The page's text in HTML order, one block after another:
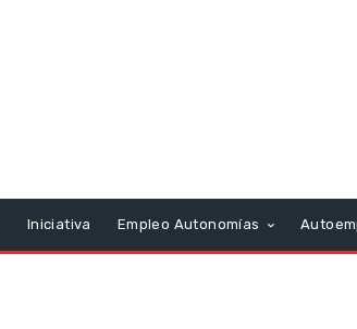
Iniciativa Empleo Autonomías